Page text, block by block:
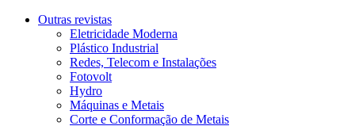
Outras revistas
Eletricidade Moderna
Plástico Industrial
Redes, Telecom e Instalações
Fotovolt
Hydro
Máquinas e Metais
Corte e Conformação de Metais